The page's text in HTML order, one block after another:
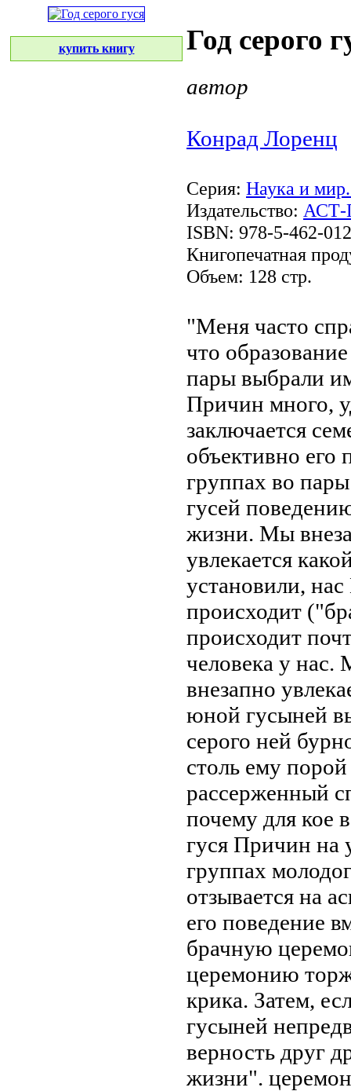
купить книгу Год серого
автор
Конрад Лоренц
Серия: Наука и
Издательство: АСТ-
ISBN: 978-5-462-
Книгопечатная
Объем: 128 стр.
"Меня часто
что образование
пары выбрали
Причин много,
заключается
объективно его
группах во
гусей
жизни. Мы
увлекается
установили,
происходит
происходит
человека у нас.
внезапно
юной гусыней
серого ней
столь ему
рассерженный
почему для кое
гуся Причин на
группах
отзывается на
его поведение
брачную
церемонию
крика. Затем,
гусыней
верность друг
жизни".